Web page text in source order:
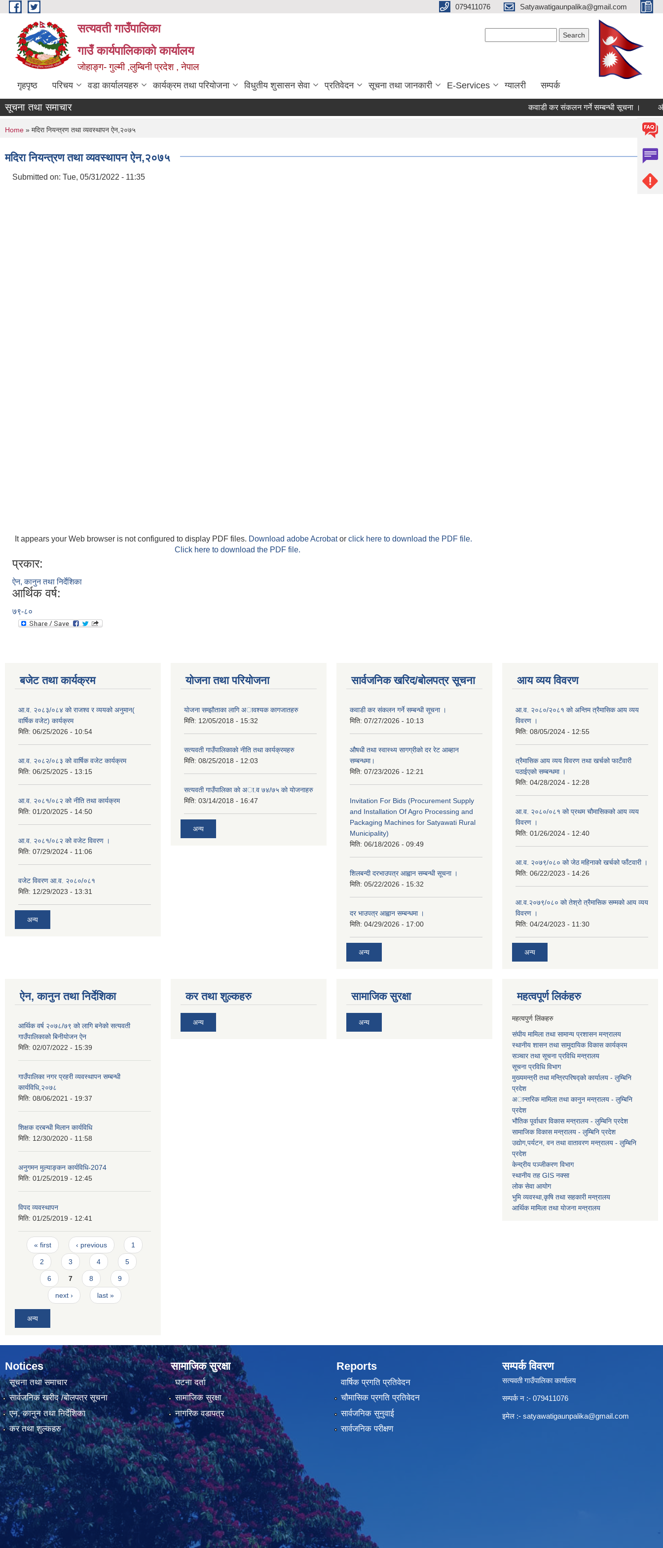
Skip to main content 079411076 Satyawatigaunpalika@gmail.com
सत्यवती गाउँपालिका
गाउँ कार्यपालिकाकाे कार्यालय
जाेहाङ्ग- गुल्मी ,लुम्बिनी प्रदेश , नेपाल
गृहपृष्ठ परिचय वडा कार्यालयहरु कार्यक्रम तथा परियोजना विधुतीय शुसासन सेवा प्रतिवेदन सूचना तथा जानकारी E-Services ग्यालरी सम्पर्क
सूचना तथा समाचार कवाडी कर संकलन गर्ने सम्बन्धी सूचना । औषधी
You are here
Home » मदिरा नियन्त्रण तथा व्यवस्थापन ऐन,२०७५
मदिरा नियन्त्रण तथा व्यवस्थापन ऐन,२०७५
Submitted on: Tue, 05/31/2022 - 11:35
It appears your Web browser is not configured to display PDF files. Download adobe Acrobator click here to download the PDF file.
Click here to download the PDF file.
प्रकार:
ऐन, कानुन तथा निर्देशिका
आर्थिक वर्ष:
७९-८०
बजेट तथा कार्यक्रम
आ.व. २०८३/०८४ को राजश्व र व्ययको अनुमान(
वार्षिक वजेट) कार्यक्रम
मिति: 06/25/2026 - 10:54
आ.व. २०८२/०८३ को वार्षिक वजेट कार्यक्रम
मिति: 06/25/2025 - 13:15
आ.व. २०८१/०८२ को नीति तथा कार्यक्रम
मिति: 01/20/2025 - 14:50
आ.व. २०८१/०८२ को वजेट विवरण ।
मिति: 07/29/2024 - 11:06
वजेट विवरण आ.व. २०८०/०८१
मिति: 12/29/2023 - 13:31
अन्य
योजना तथा परियोजना
याेजना सम्झाैताका लागि अावश्यक कागजातहरु
मिति: 12/05/2018 - 15:32
सत्यवती गाउँपालिकाकाे नीति तथा कार्यक्रमहरु
मिति: 08/25/2018 - 12:03
सत्यवती गाउँपालिका काे अा‍.व ७४/७५ काे याेजनाहरु
मिति: 03/14/2018 - 16:47
अन्य
सार्वजनिक खरिद/बोलपत्र सूचना
कवाडी कर संकलन गर्ने सम्बन्धी सूचना ।
मिति: 07/27/2026 - 10:13
औषधी तथा स्वास्थ्य सागग्रीको दर रेट आब्हान
सम्बन्धमा।
मिति: 07/23/2026 - 12:21
Invitation For Bids (Procurement Supply
and Installation Of Agro Processing and
Packaging Machines for Satyawati Rural
Municipality)
मिति: 06/18/2026 - 09:49
शिलबन्दी दरभाउपत्र आह्वान सम्बन्धी सूचना ।
मिति: 05/22/2026 - 15:32
दर भाउपत्र आह्वान सम्बन्धमा ।
मिति: 04/29/2026 - 17:00
अन्य
आय व्यय विवरण
आ.व. २०८०/२०८१ को अन्तिम त्रैमासिक आय व्यय
विवरण ।
मिति: 08/05/2024 - 12:55
त्रैमासिक आय व्यय विवरण तथा खर्चको फाटँवारी
पठाईएको सम्बन्धमा ।
मिति: 04/28/2024 - 12:28
आ.व. २०८०/०८१ को प्रथम चौमासिकको आय व्यय
विवरण ।
मिति: 01/26/2024 - 12:40
आ.व. २०७९/०८० को जेठ महिनाको खर्चको फाँटवारी ।
मिति: 06/22/2023 - 14:26
आ.व.२०७९/०८० को तेश्रो त्रैमासिक सम्मको आय व्यय
विवरण ।
मिति: 04/24/2023 - 11:30
अन्य
ऐन, कानुन तथा निर्देशिका
आर्थिक वर्ष २०७८/७९ को लागि बनेको सत्यवती
गाउँपालिकाको बिनीयोजन ऐन
मिति: 02/07/2022 - 15:39
गाउँपालिका नगर प्रहरी व्यवस्थापन सम्बन्धी
कार्यविधि,२०७८
मिति: 08/06/2021 - 19:37
शिक्षक दरबन्धी मिलान कार्यविधि
मिति: 12/30/2020 - 11:58
अनुगमन मुल्याङ्कन कार्यविधि-2074
मिति: 01/25/2019 - 12:45
विपद व्यवस्थापन
मिति: 01/25/2019 - 12:41
Pages
« first ‹ previous 1
2 3 4 5
6 7 8 9
next › last »
अन्य
कर तथा शुल्कहरु
अन्य
सामाजिक सुरक्षा
अन्य
महत्वपूर्ण लि‌कंंहरु
महत्वपुर्ण लिंकहरु
संघीय मामिला तथा सामान्य प्रशासन मन्त्रालय
स्थानीय शासन तथा सामुदायिक विकास कार्यक्रम
सञ्चार तथा सूचना प्रविधि मन्त्रालय
सूचना प्रविधि विभाग
मुख्यमन्त्री तथा मन्त्रिपरिषद्को कार्यालय - लुम्बिनि
प्रदेश
अान्तरिक मामिला तथा कानुन मन्त्रालय - लुम्बिनि
प्रदेश
भौतिक पूर्वाधार विकास मन्त्रालय - लुम्बिनि प्रदेश
सामाजिक विकास मन्त्रालय - लुम्बिनि प्रदेश
उद्याेग,पर्यटन, वन तथा वातावरण मन्त्रालय - लुम्बिनि
प्रदेश
केन्द्रीय पञ्जीकरण विभाग
स्थानीय तह GIS नक्सा
लोक सेवा आयोग
भुमि व्यवस्था,कृषि तथा सहकारी मन्त्रालय
आर्थिक मामिला तथा याेजना मन्त्रालय
Notices
सूचना तथा समाचार
सार्वजनिक खरीद /बोलपत्र सूचना
एन, कानुन तथा निर्देशिका
कर तथा शुल्कहरु
सामाजिक सुरक्षा
घटना दर्ता
सामाजिक सुरक्षा
नागरिक वडापत्र
Reports
वार्षिक प्रगति प्रतिवेदन
चौमासिक प्रगति प्रतिवेदन
सार्वजनिक सुनुवाई
सार्वजनिक परीक्षण
सम्पर्क विवरण
सत्यवती गाउँपालिका कार्यालय
सम्पर्क न‌ :- 079411076
इमेल :- satyawatigaunpalika@gmail.com